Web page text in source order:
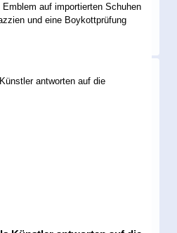
auf importierten Schuhen
und eine Boykottprüfung